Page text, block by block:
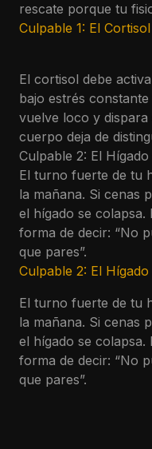
rescate porque tu
Culpable 1: El
El cortisol debe
bajo estrés
vuelve loco y
cuerpo deja de
Culpable 2: El
El turno fuerte de tu
la mañana. Si cenas
el hígado se colapsa.
forma de decir: “No
que pares”.
Culpable 2: El
El turno fuerte de tu
la mañana. Si cenas
el hígado se colapsa.
forma de decir: “No
que pares”.